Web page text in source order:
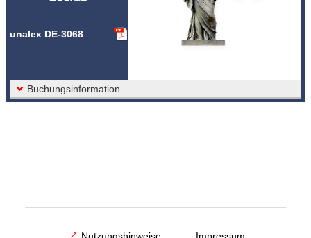
unalex DE-3068
Buchungsinformation
Nutzungshinweise Impressum